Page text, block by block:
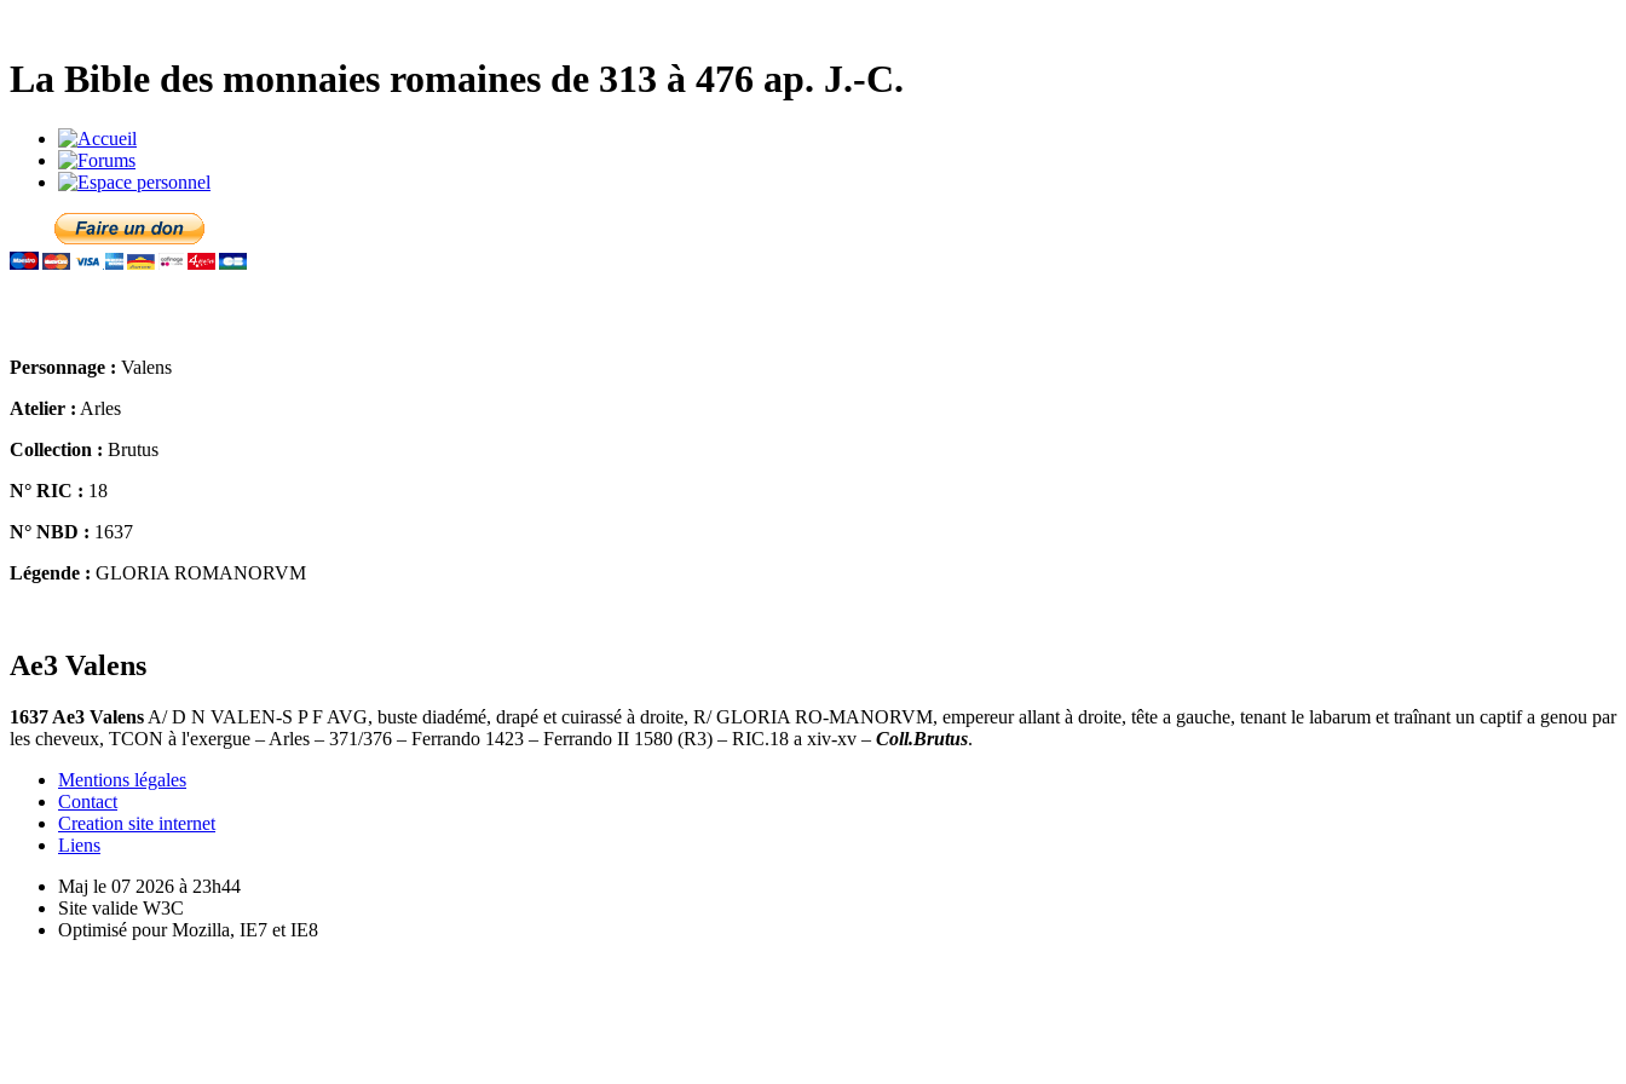
La Bible des monnaies romaines de 313 à 476 ap. J.-C.
Personnage : Valens
Atelier : Arles
Collection : Brutus
N° RIC : 18
N° NBD : 1637
Légende : GLORIA ROMANORVM
Ae3 Valens
1637 Ae3 Valens A/ D N VALEN-S P F AVG, buste diadémé, drapé et cuirassé à droite, R/ GLORIA RO-MANORVM, empereur allant à droite, tête a gauche, tenant le labarum et traînant un captif a genou par
les cheveux, TCON à l'exergue – Arles – 371/376 – Ferrando 1423 – Ferrando II 1580 (R3) – RIC.18 a xiv-xv – Coll.Brutus.
Mentions légales
Contact
Creation site internet
Liens
Maj le 07 2026 à 23h44
Site valide W3C
Optimisé pour Mozilla, IE7 et IE8